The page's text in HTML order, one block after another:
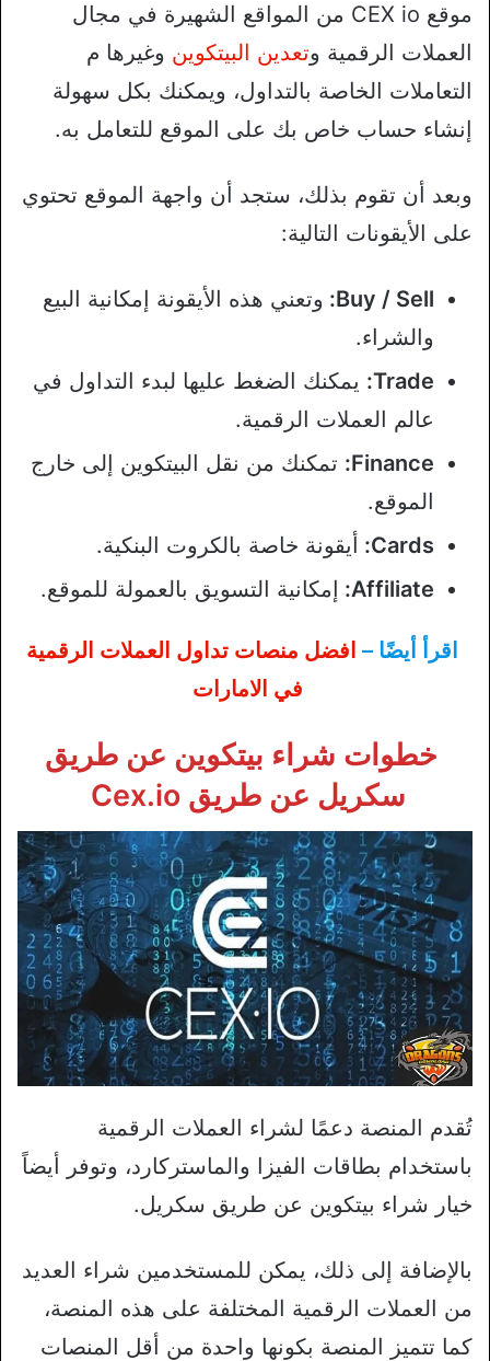
موقع CEX io من المواقع الشهيرة في مجال
العملات الرقمية وتعدين البيتكوين وغيرها م
التعاملات الخاصة بالتداول، ويمكنك بكل سهولة
إنشاء حساب خاص بك على الموقع للتعامل به.
وبعد أن تقوم بذلك، ستجد أن واجهة الموقع تحتوي
على الأيقونات التالية:
Buy / Sell: وتعني هذه الأيقونة إمكانية البيع
والشراء.
Trade: يمكنك الضغط عليها لبدء التداول في
عالم العملات الرقمية.
Finance: تمكنك من نقل البيتكوين إلى خارج
الموقع.
Cards: أيقونة خاصة بالكروت البنكية.
Affiliate: إمكانية التسويق بالعمولة للموقع.
اقرأ أيضًا – افضل منصات تداول العملات الرقمية
في الامارات
خطوات شراء بيتكوين عن طريق
سكريل عن طريق Cex.io
تُقدم المنصة دعمًا لشراء العملات الرقمية
باستخدام بطاقات الفيزا والماستركارد، وتوفر أيضاً
خيار شراء بيتكوين عن طريق سكريل.
بالإضافة إلى ذلك، يمكن للمستخدمين شراء العديد
من العملات الرقمية المختلفة على هذه المنصة،
كما تتميز المنصة بكونها واحدة من أقل المنصات